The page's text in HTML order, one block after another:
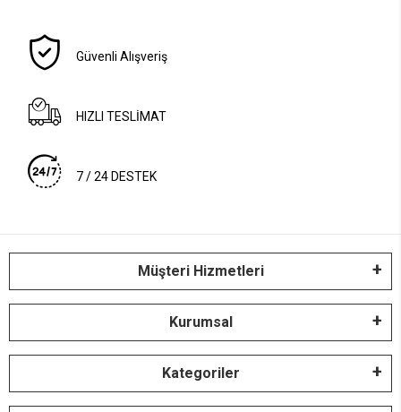
Güvenli Alışveriş
HIZLI TESLİMAT
7 / 24 DESTEK
Müşteri Hizmetleri
Kurumsal
Kategoriler